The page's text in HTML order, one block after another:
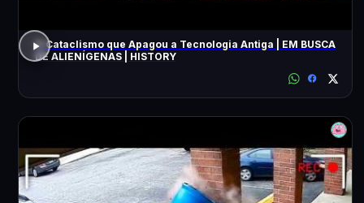
O Cataclismo que Apagou a Tecnologia Antiga | EM BUSCA
DE ALIENÍGENAS | HISTORY